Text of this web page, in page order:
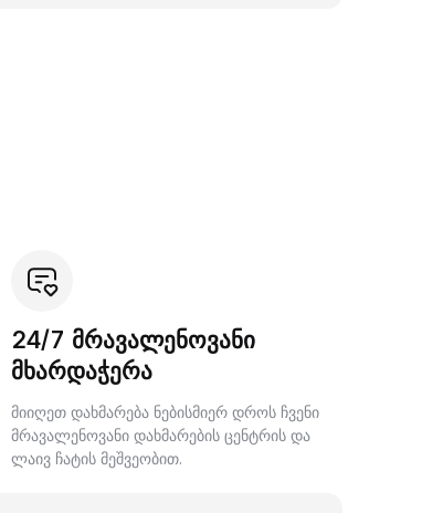
24/7 მრავალენოვანი
მხარდაჭერა
მიიღეთ დახმარება ნებისმიერ დროს ჩვენი
მრავალენოვანი დახმარების ცენტრის და
ლაივ ჩატის მეშვეობით.